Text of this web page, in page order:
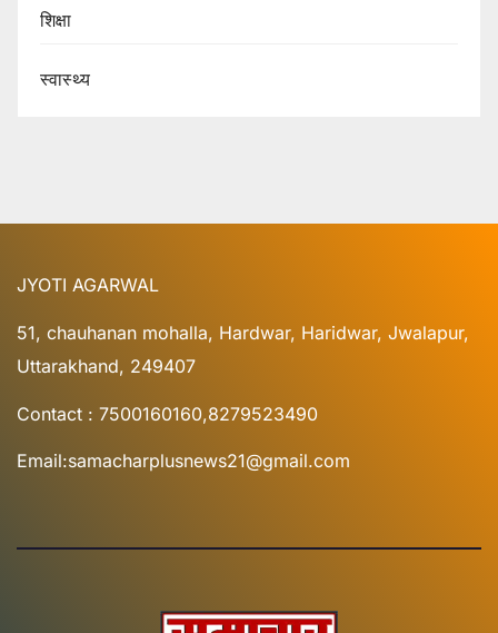
शिक्षा
स्वास्थ्य
JYOTI AGARWAL
51, chauhanan mohalla, Hardwar, Haridwar, Jwalapur,
Uttarakhand, 249407
Contact : 7500160160,8279523490
Email:samacharplusnews21@gmail.com